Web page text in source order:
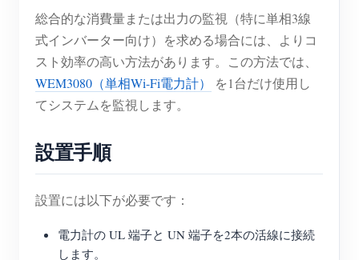
総合的な消費量または出力の監視（特に単相3線
式インバーター向け）を求める場合には、よりコ
スト効率の高い方法があります。この方法では、
WEM3080（単相Wi-Fi電力計）
を1台だけ使用し
てシステムを監視します。
設置手順
設置には以下が必要です：
電力計の UL 端子と UN 端子を2本の活線に接続
します。